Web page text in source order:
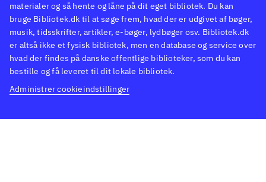
materialer og så hente og låne på dit eget bibliotek. Du kan
bruge Bibliotek.dk til at søge frem, hvad der er udgivet af bøger,
musik, tidsskrifter, artikler, e-bøger, lydbøger osv. Bibliotek.dk
er altså ikke et fysisk bibliotek, men en database og service over
hvad der findes på danske offentlige biblioteker, som du kan
bestille og få leveret til dit lokale bibliotek.
Administrer cookieindstillinger